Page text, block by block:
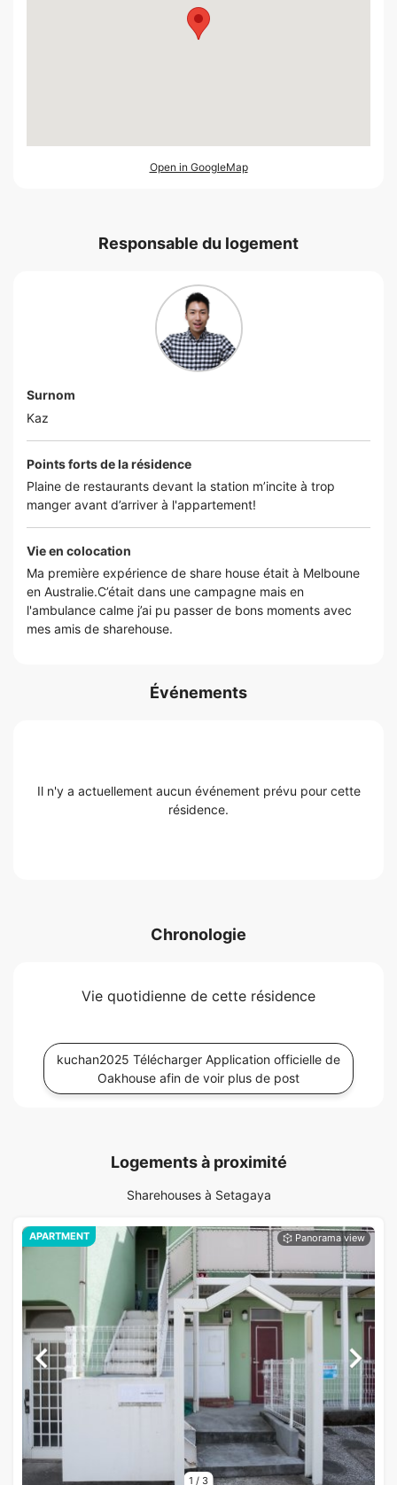
Open in GoogleMap
Responsable du logement
Surnom
Kaz
Points forts de la résidence
Plaine de restaurants devant la station m’incite à trop
manger avant d’arriver à l'appartement!
Vie en colocation
Ma première expérience de share house était à Melboune
en Australie.C’était dans une campagne mais en
l'ambulance calme j’ai pu passer de bons moments avec
mes amis de sharehouse.
Événements
Il n'y a actuellement aucun événement prévu pour cette
résidence.
Chronologie
Vie quotidienne de cette résidence
kuchan2025 Télécharger Application officielle de
Oakhouse afin de voir plus de post
Logements à proximité
Sharehouses à Setagaya
1 / 3
APARTMENT